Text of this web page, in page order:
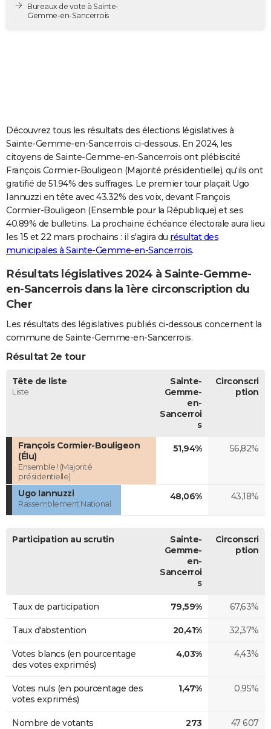
Destinations
City break
Voyage nature
Voyage de noces
Forum
PHOTO
Dictionnaire
Biographies
Citations
Expressions
Proverbes
COPAINS D'AVANT
S'inscrire
Se connecter
Lycées
Collèges
Primaires
Universités
Entreprises
Service militaire
Avis de recherche
AVIS DE DÉCÈS
FORUM
Bricolage
Lifestyle
Culture
Sport
Auto
Television
Voyage
Cinema
Bureaux de vote à Sainte-
Gemme-en-Sancerrois
Découvrez tous les résultats des élections législatives à
Sainte-Gemme-en-Sancerrois ci-dessous. En 2024, les
citoyens de Sainte-Gemme-en-Sancerrois ont plébiscité
François Cormier-Bouligeon (Majorité présidentielle), qu'ils ont
gratifié de 51.94% des suffrages. Le premier tour plaçait Ugo
Iannuzzi en tête avec 43.32% des voix, devant François
Cormier-Bouligeon (Ensemble pour la République) et ses
40.89% de bulletins. La prochaine échéance électorale aura lieu
les 15 et 22 mars prochains : il s'agira du résultat des
municipales à Sainte-Gemme-en-Sancerrois.
Résultats législatives 2024 à Sainte-Gemme-
en-Sancerrois dans la 1ère circonscription du
Cher
Les résultats des législatives publiés ci-dessous concernent la
commune de Sainte-Gemme-en-Sancerrois.
Résultat 2e tour
Tête de liste
Liste
Sainte-
Gemme-
en-
Sancerroi
s
Circonscri
ption
François Cormier-Bouligeon
(Élu)
Ensemble ! (Majorité
présidentielle)
51,94% 56,82%
Ugo Iannuzzi
Rassemblement National
48,06% 43,18%
Participation au scrutin
Sainte-
Gemme-
en-
Sancerroi
s
Circonscri
ption
Taux de participation 79,59% 67,63%
Taux d'abstention 20,41% 32,37%
Votes blancs (en pourcentage
des votes exprimés)
4,03% 4,43%
Votes nuls (en pourcentage des
votes exprimés)
1,47% 0,95%
Nombre de votants 273 47 607